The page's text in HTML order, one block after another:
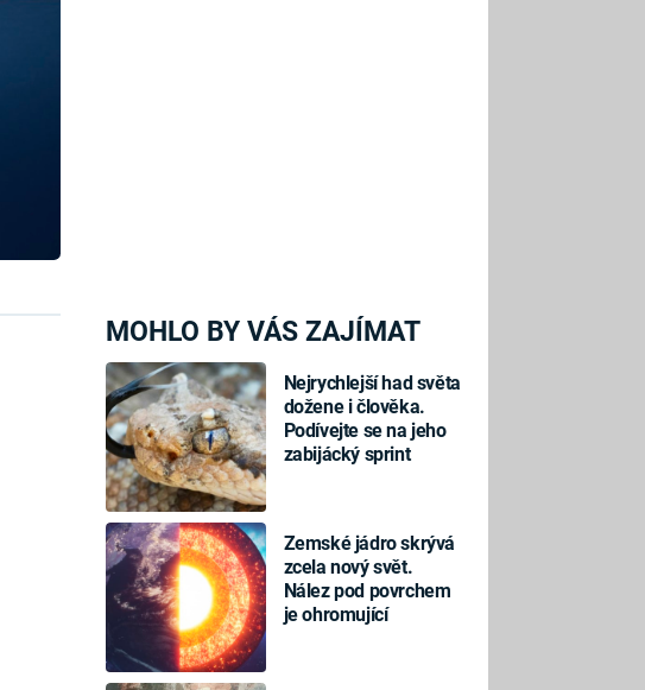
MOHLO BY VÁS ZAJÍMAT
Nejrychlejší had světa
dožene i člověka.
Podívejte se na jeho
zabijácký sprint
Zemské jádro skrývá
zcela nový svět.
Nález pod povrchem
je ohromující